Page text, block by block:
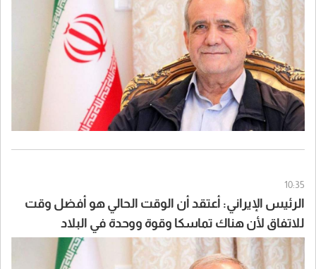
10:35
الرئيس الإيراني: أعتقد أن الوقت الحالي هو أفضل وقت
للاتفاق لأن هناك تماسكا وقوة ووحدة في البلاد